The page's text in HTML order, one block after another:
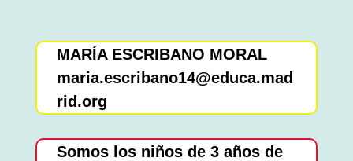
MARÍA ESCRIBANO MORAL
maria.escribano14@educa.mad
rid.org
Somos los niños de 3 años de